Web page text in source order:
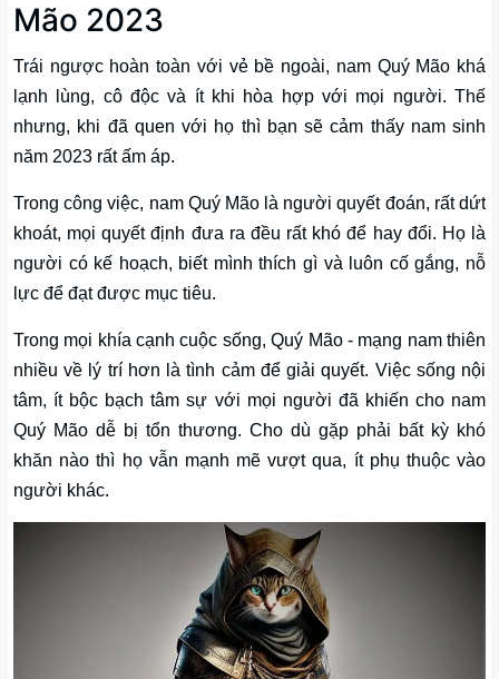
Mão 2023
Trái ngược hoàn toàn với vẻ bề ngoài, nam Quý Mão khá
lạnh lùng, cô độc và ít khi hòa hợp với mọi người. Thế
nhưng, khi đã quen với họ thì bạn sẽ cảm thấy nam sinh
năm 2023 rất ấm áp.
Trong công việc, nam Quý Mão là người quyết đoán, rất dứt
khoát, mọi quyết định đưa ra đều rất khó để hay đổi. Họ là
người có kế hoạch, biết mình thích gì và luôn cố gắng, nỗ
lực để đạt được mục tiêu.
Trong mọi khía cạnh cuộc sống, Quý Mão - mạng nam thiên
nhiều về lý trí hơn là tình cảm để giải quyết. Việc sống nội
tâm, ít bộc bạch tâm sự với mọi người đã khiến cho nam
Quý Mão dễ bị tổn thương. Cho dù gặp phải bất kỳ khó
khăn nào thì họ vẫn mạnh mẽ vượt qua, ít phụ thuộc vào
người khác.